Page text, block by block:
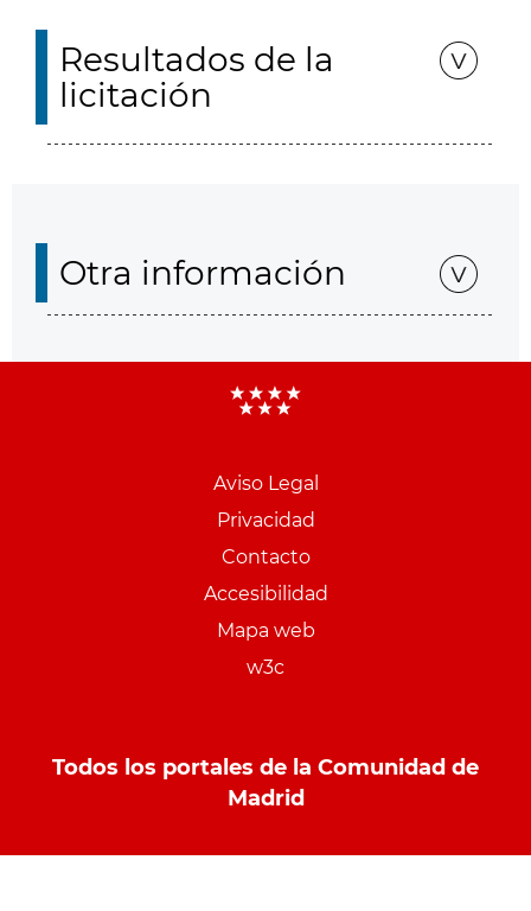
Resultados de la
licitación
Otra información
Aviso Legal
Privacidad
Contacto
Accesibilidad
Mapa web
w3c
Todos los portales de la Comunidad de
Madrid